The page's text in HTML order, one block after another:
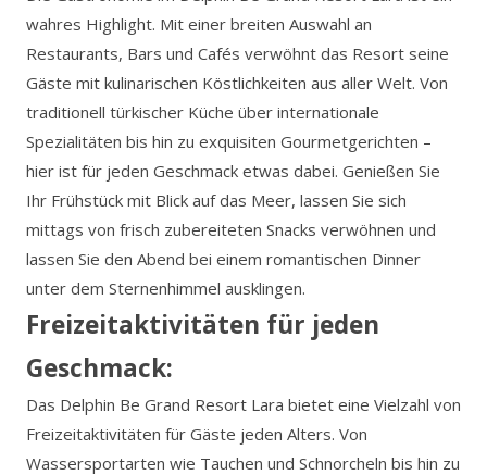
wahres Highlight. Mit einer breiten Auswahl an
Restaurants, Bars und Cafés verwöhnt das Resort seine
Gäste mit kulinarischen Köstlichkeiten aus aller Welt. Von
traditionell türkischer Küche über internationale
Spezialitäten bis hin zu exquisiten Gourmetgerichten –
hier ist für jeden Geschmack etwas dabei. Genießen Sie
Ihr Frühstück mit Blick auf das Meer, lassen Sie sich
mittags von frisch zubereiteten Snacks verwöhnen und
lassen Sie den Abend bei einem romantischen Dinner
unter dem Sternenhimmel ausklingen.
Freizeitaktivitäten für jeden
Geschmack:
Das Delphin Be Grand Resort Lara bietet eine Vielzahl von
Freizeitaktivitäten für Gäste jeden Alters. Von
Wassersportarten wie Tauchen und Schnorcheln bis hin zu